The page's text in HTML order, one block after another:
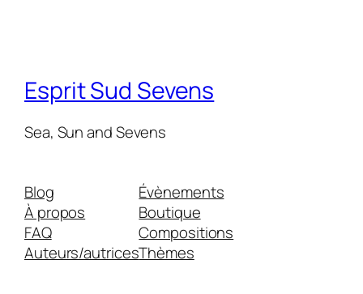
Esprit Sud Sevens
Sea, Sun and Sevens
Blog
À propos
FAQ
Auteurs/autrices
Évènements
Boutique
Compositions
Thèmes